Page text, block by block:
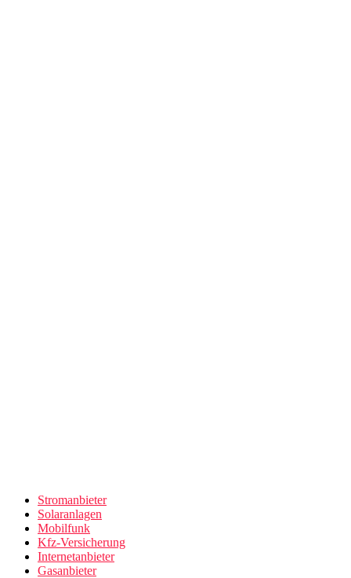
Stromanbieter
Solaranlagen
Mobilfunk
Kfz-Versicherung
Internetanbieter
Gasanbieter